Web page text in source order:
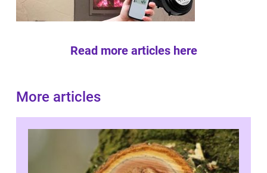
Read more articles here
More articles